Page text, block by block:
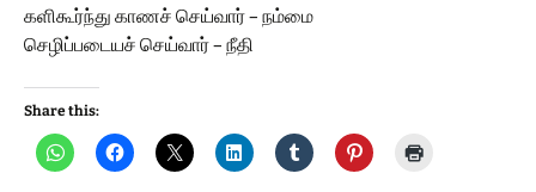
களிகூர்ந்து காணச் செய்வார் – நம்மை
செழிப்படையச் செய்வார் – நீதி
Share this: